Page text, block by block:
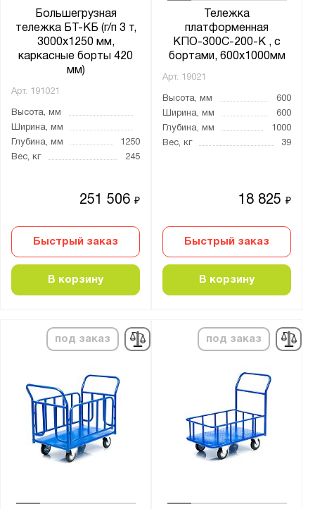
Большегрузная
тележка БТ-КБ (г/п 3 т,
3000x1250 мм,
каркасные борты 420
мм)
Арт. 191021
Высота, мм
Ширина, мм
Глубина, мм
1250
Вес, кг
245
251 506₽
Быстрый заказ
В корзину
Тележка
платформенная
КПО-300С-200-К , с
бортами, 600х1000мм
Арт. 19021
Высота, мм
600
Ширина, мм
600
Глубина, мм
1000
Вес, кг
39
18 825₽
Быстрый заказ
В корзину
под заказ под заказ